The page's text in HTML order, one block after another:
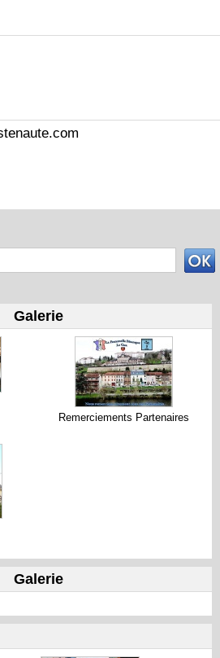
Galerie
Remerciements Partenaires
Galerie